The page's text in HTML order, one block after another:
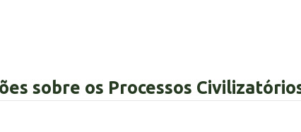
sobre os Processos